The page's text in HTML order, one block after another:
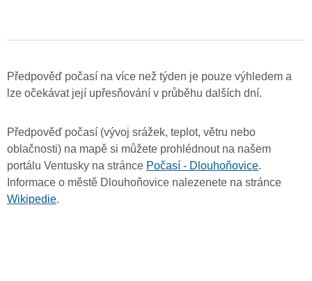
Předpověď počasí na více než týden je pouze výhledem a
lze očekávat její upřesňování v průběhu dalších dní.
Předpověď počasí (vývoj srážek, teplot, větru nebo
oblačnosti) na mapě si můžete prohlédnout na našem
portálu Ventusky na stránce Počasí - Dlouhoňovice.
Informace o městě Dlouhoňovice nalezenete na stránce
Wikipedie.